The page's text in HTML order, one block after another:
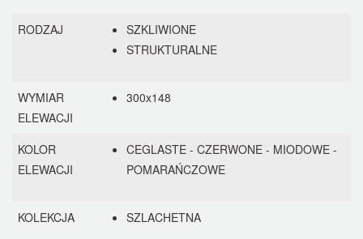
RODZAJ
SZKLIWIONE
STRUKTURALNE
WYMIAR
ELEWACJI
300x148
KOLOR
ELEWACJI
CEGLASTE - CZERWONE - MIODOWE -
POMARAŃCZOWE
KOLEKCJA SZLACHETNA